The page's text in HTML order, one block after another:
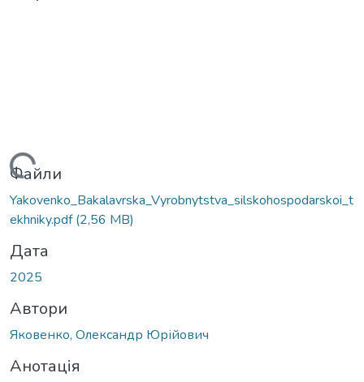
Файли
Yakovenko_Bakalavrska_Vyrobnytstva_silskohospodarskoi_t
ekhniky.pdf(2,56 MB)
Дата
2025
Автори
Яковенко, Олександр Юрійович
Анотація